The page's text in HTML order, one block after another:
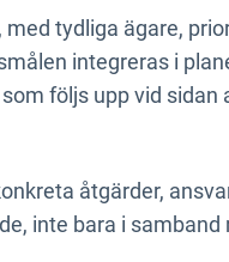
tydliga ägare,
integreras i
följs upp vid sidan
åtgärder,
inte bara i